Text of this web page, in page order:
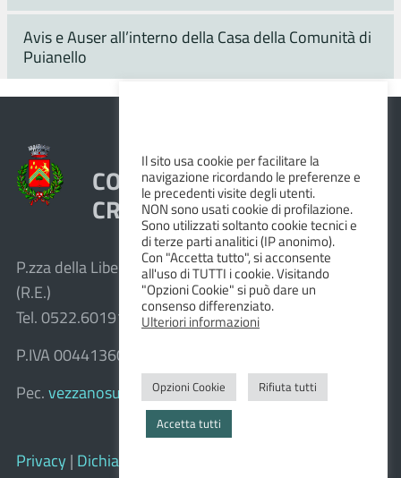
Avis e Auser all’interno della Casa della Comunità di
Puianello
COMUNE DI VEZZANO SUL
CROSTOLO
P.zza della Libertà, 1 – 42030 Vezzano sul Crostolo
(R.E.)
Tel. 0522.601911 – Fax 0522.601947
P.IVA 00441360351
Pec. vezzanosulcrostolo@cert.provincia.re.it
Privacy | Dichiarazione di accessibilità e feedback
Il sito usa cookie per facilitare la
navigazione ricordando le preferenze e
le precedenti visite degli utenti.
NON sono usati cookie di profilazione.
Sono utilizzati soltanto cookie tecnici e
di terze parti analitici (IP anonimo).
Con "Accetta tutto", si acconsente
all'uso di TUTTI i cookie. Visitando
"Opzioni Cookie" si può dare un
consenso differenziato.
Ulteriori informazioni
Opzioni Cookie Rifiuta tutti
Accetta tutti